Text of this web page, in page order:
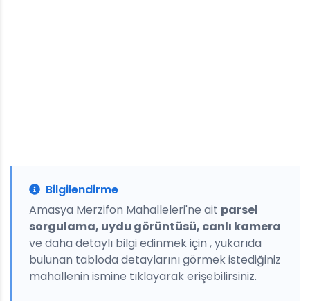
Bilgilendirme
Amasya Merzifon Mahalleleri'ne ait parsel
sorgulama, uydu görüntüsü, canlı kamera
ve daha detaylı bilgi edinmek için , yukarıda
bulunan tabloda detaylarını görmek istediğiniz
mahallenin ismine tıklayarak erişebilirsiniz.